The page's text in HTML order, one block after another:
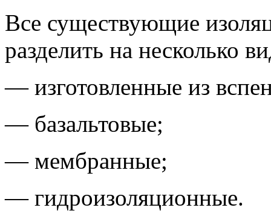
Все существующие
разделить на несколько
— изготовленные из
— базальтовые;
— мембранные;
— гидроизоляционные.